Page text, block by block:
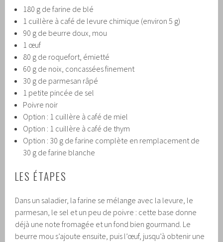
180 g de farine de blé
1 cuillère à café de levure chimique (environ 5 g)
90 g de beurre doux, mou
1 œuf
80 g de roquefort, émietté
60 g de noix, concassées finement
30 g de parmesan râpé
1 petite pincée de sel
Poivre noir
Option : 1 cuillère à café de miel
Option : 1 cuillère à café de thym
Option : 30 g de farine complète en remplacement de
30 g de farine blanche
LES ÉTAPES
Dans un saladier, la farine se mélange avec la levure, le
parmesan, le sel et un peu de poivre : cette base donne
déjà une note fromagée et un fond bien gourmand. Le
beurre mou s’ajoute ensuite, puis l’œuf, jusqu’à obtenir une